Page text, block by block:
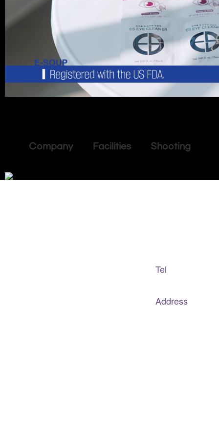
Company Facilities Shooting
Tel
Address